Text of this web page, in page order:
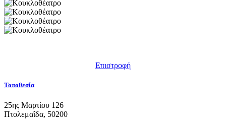
Επιστροφή
Τοποθεσία
25ης Μαρτίου 126
Πτολεμαΐδα, 50200